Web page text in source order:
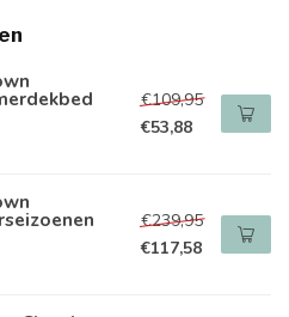
€109,95
€53,88
€239,95
€117,58